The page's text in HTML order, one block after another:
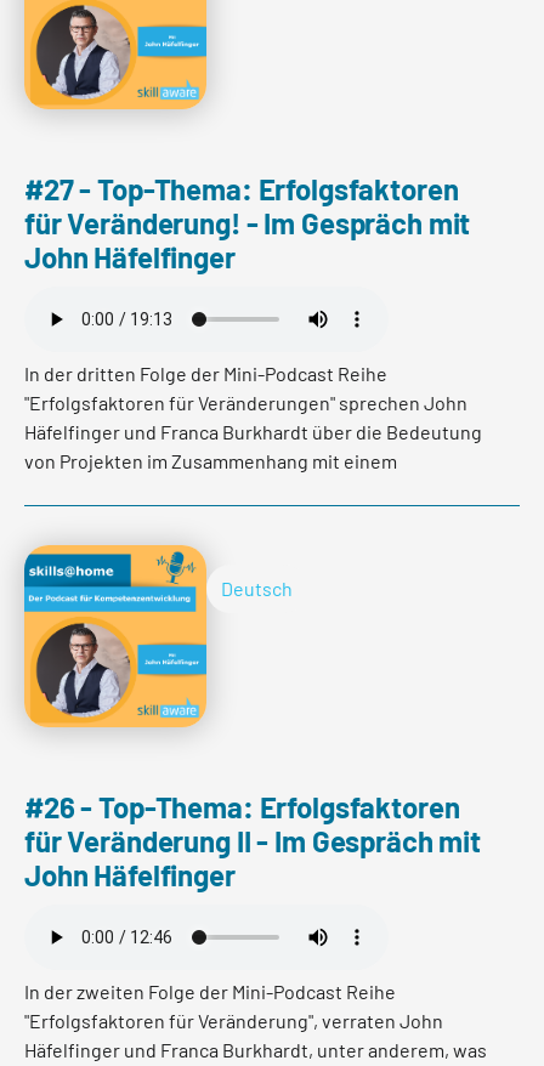
mehr lesen
#27 - Top-Thema: Erfolgsfaktoren
für Veränderung! - Im Gespräch mit
John Häfelfinger
In der dritten Folge der Mini-Podcast Reihe
"Erfolgsfaktoren für Veränderungen" sprechen John
Häfelfinger und Franca Burkhardt über die Bedeutung
von Projekten im Zusammenhang mit einem
mehr lesen
Deutsch
#26 - Top-Thema: Erfolgsfaktoren
für Veränderung II - Im Gespräch mit
John Häfelfinger
In der zweiten Folge der Mini-Podcast Reihe
"Erfolgsfaktoren für Veränderung", verraten John
Häfelfinger und Franca Burkhardt, unter anderem, was